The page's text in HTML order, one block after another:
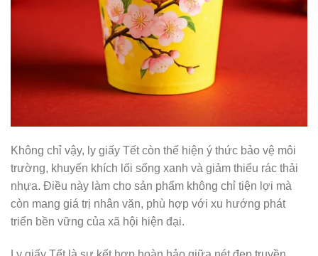
Không chỉ vậy, ly giấy Tết còn thể hiện ý thức bảo vệ môi
trường, khuyến khích lối sống xanh và giảm thiểu rác thải
nhựa. Điều này làm cho sản phẩm không chỉ tiện lợi mà
còn mang giá trị nhân văn, phù hợp với xu hướng phát
triển bền vững của xã hội hiện đại.